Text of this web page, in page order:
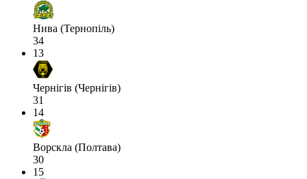
Нива (Тернопіль)
34
13
Чернігів (Чернігів)
31
14
Ворскла (Полтава)
30
15